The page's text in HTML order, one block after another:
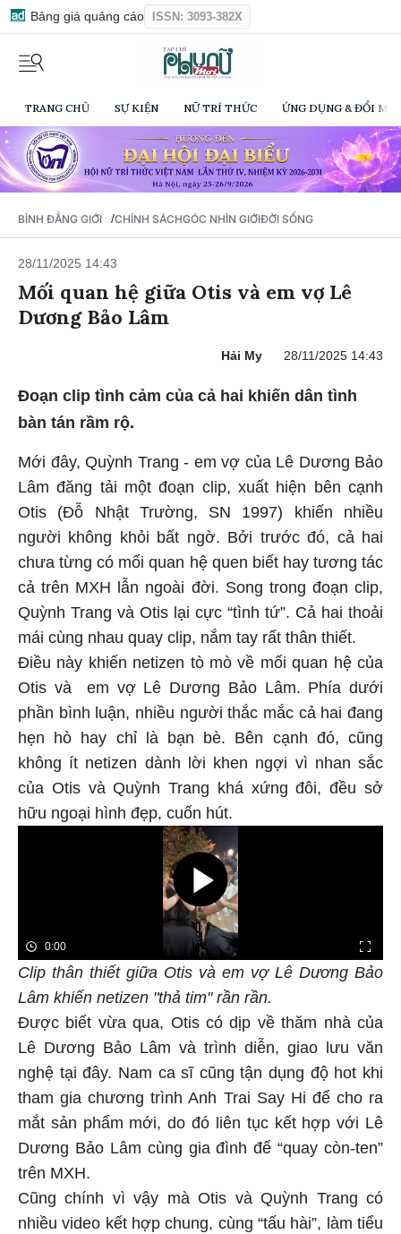
Bảng giá quảng cáo ISSN: 3093-382X
TRANG CHỦ SỰ KIỆN NỮ TRÍ THỨC ỨNG DỤNG & ĐỔI
BÌNH ĐẲNG GIỚI /CHÍNH SÁCHGÓC NHÌN GIỚIĐỜI SỐNG
28/11/2025 14:43
Mối quan hệ giữa Otis và em vợ Lê
Dương Bảo Lâm
Hải My 28/11/2025 14:43
Đoạn clip tình cảm của cả hai khiến dân tình
bàn tán rầm rộ.
Mới đây, Quỳnh Trang - em vợ của Lê Dương Bảo
Lâm đăng tải một đoạn clip, xuất hiện bên cạnh
Otis (Đỗ Nhật Trường, SN 1997) khiến nhiều
người không khỏi bất ngờ. Bởi trước đó, cả hai
chưa từng có mối quan hệ quen biết hay tương tác
cả trên MXH lẫn ngoài đời. Song trong đoạn clip,
Quỳnh Trang và Otis lại cực “tình tứ”. Cả hai thoải
mái cùng nhau quay clip, nắm tay rất thân thiết.
Điều này khiến netizen tò mò về mối quan hệ của
Otis và em vợ Lê Dương Bảo Lâm. Phía dưới
phần bình luận, nhiều người thắc mắc cả hai đang
hẹn hò hay chỉ là bạn bè. Bên cạnh đó, cũng
không ít netizen dành lời khen ngợi vì nhan sắc
của Otis và Quỳnh Trang khá xứng đôi, đều sở
hữu ngoại hình đẹp, cuốn hút.
Clip thân thiết giữa Otis và em vợ Lê Dương Bảo
Lâm khiến netizen "thả tim" rần rần.
Được biết vừa qua, Otis có dịp về thăm nhà của
Lê Dương Bảo Lâm và trình diễn, giao lưu văn
nghệ tại đây. Nam ca sĩ cũng tận dụng độ hot khi
tham gia chương trình Anh Trai Say Hi để cho ra
mắt sản phẩm mới, do đó liên tục kết hợp với Lê
Dương Bảo Lâm cùng gia đình để “quay còn-ten”
trên MXH.
Cũng chính vì vậy mà Otis và Quỳnh Trang có
nhiều video kết hợp chung, cùng “tấu hài”, làm tiểu